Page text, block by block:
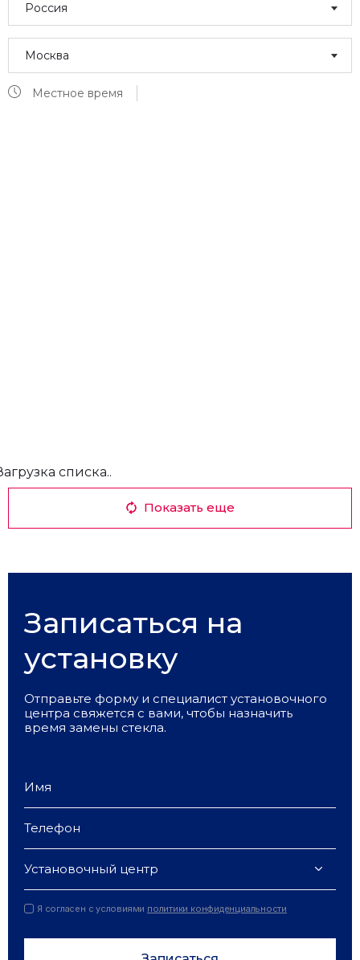
Россия
Москва
Местное время
списка..
Показать еще
Записаться на
установку
Отправьте форму и специалист установочного
центра свяжется с вами, чтобы назначить
время замены стекла.
Установочный центр
Я согласен с условиями политики конфиденциальности